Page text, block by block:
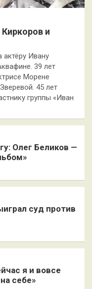
и
актёру Ивану
39 лет
Морене
45 лет
группы «Иван
Олег Беликов —
суд против
я и вовсе
себе»